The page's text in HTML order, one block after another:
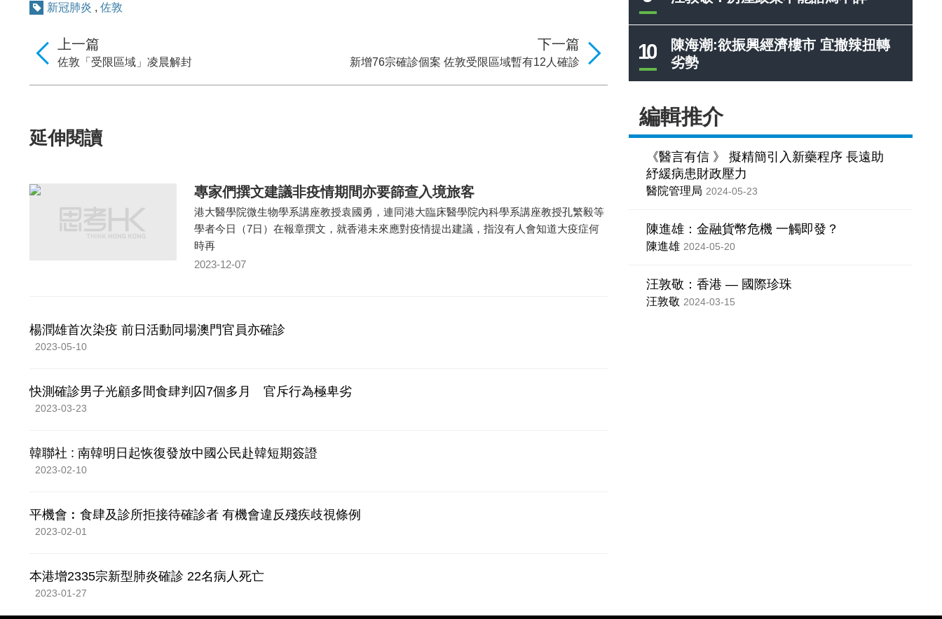
10
陳海潮:欲振興經濟樓市 宜撤辣扭轉
劣勢
編輯推介
《醫言有信 》 擬精簡引入新藥程序 長遠助
紓緩病患財政壓力
醫院管理局 2024-05-23
陳進雄：金融貨幣危機 一觸即發？
陳進雄 2024-05-20
汪敦敬：香港 — 國際珍珠
汪敦敬 2024-03-15
新冠肺炎 , 佐敦
下一篇
新增76宗確診個案 佐敦受限區域暫有12人確診
上一篇
佐敦「受限區域」凌晨解封
延伸閱讀
專家們撰文建議非疫情期間亦要篩查入境旅客
港大醫學院微生物學系講座教授袁國勇，連同港大臨床醫學院內科學系講座教授孔繁毅等
學者今日（7日）在報章撰文，就香港未來應對疫情提出建議，指沒有人會知道大疫症何
時再
2023-12-07
楊潤雄首次染疫 前日活動同場澳門官員亦確診
2023-05-10
快測確診男子光顧多間食肆判囚7個多月 官斥行為極卑劣
2023-03-23
韓聯社 : 南韓明日起恢復發放中國公民赴韓短期簽證
2023-02-10
平機會︰食肆及診所拒接待確診者 有機會違反殘疾歧視條例
2023-02-01
本港增2335宗新型肺炎確診 22名病人死亡
2023-01-27